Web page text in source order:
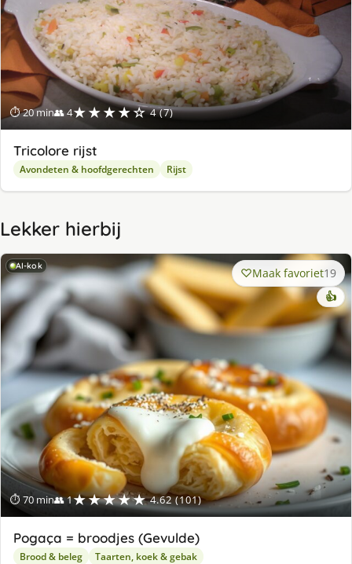
⏱ 20 min👥 4★★★★☆ 4 (7)
Tricolore rijst
Avondeten & hoofdgerechten Rijst
Lekker hierbij
AI-kok
⏱ 70 min👥 1★★★★★ 4.62 (101)
Maak favoriet19
👍
Pogaça = broodjes (Gevulde)
Brood & beleg Taarten, koek & gebak